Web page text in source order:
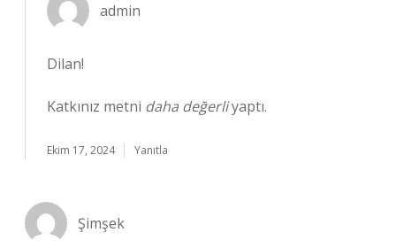
admin
Dilan!
Katkınız metni daha değerliyaptı.
Ekim 17, 2024 Yanıtla
Şimşek